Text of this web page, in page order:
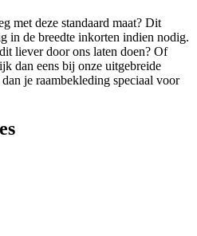
met deze standaard maat? Dit
in de breedte inkorten indien nodig.
liever door ons laten doen? Of
dan eens bij onze uitgebreide
je raambekleding speciaal voor